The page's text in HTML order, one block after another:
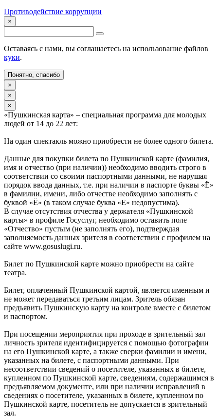
Противодействие коррупции
×
Оставаясь с нами, вы соглашаетесь на использование файлов
куки.
Понятно, спасибо
×
×
×
«Пушкинская карта» – специальная программа для молодых
людей от 14 до 22 лет:
На один спектакль можно приобрести не более одного билета.
Данные для покупки билета по Пушкинской карте (фамилия,
имя и отчество (при наличии)) необходимо вводить строго в
соответствии со своими паспортными данными, не нарушая
порядок ввода данных, т.е. при наличии в паспорте буквы «Ё»
в фамилии, имени, либо отчестве необходимо заполнять с
буквой «Ё» (в таком случае буква «Е» недопустима).
В случае отсутствия отчества у держателя «Пушкинской
карты» в профиле Госуслуг, необходимо оставить поле
«Отчество» пустым (не заполнять его), подтверждая
заполняемость данных зрителя в соответствии с профилем на
сайте www.gosuslugi.ru.
Билет по Пушкинской карте можно приобрести на сайте
театра.
Билет, оплаченный Пушкинской картой, является именным и
не может передаваться третьим лицам. Зритель обязан
предъявить Пушкинскую карту на контроле вместе с билетом
и паспортом.
При посещении мероприятия при проходе в зрительный зал
личность зрителя идентифицируется с помощью фотографии
на его Пушкинской карте, а также сверки фамилии и имени,
указанных на билете, с паспортными данными. При
несоответствии сведений о посетителе, указанных в билете,
купленном по Пушкинской карте, сведениям, содержащимся в
предъявляемом документе, или при наличии исправлений в
сведениях о посетителе, указанных в билете, купленном по
Пушкинской карте, посетитель не допускается в зрительный
зал.